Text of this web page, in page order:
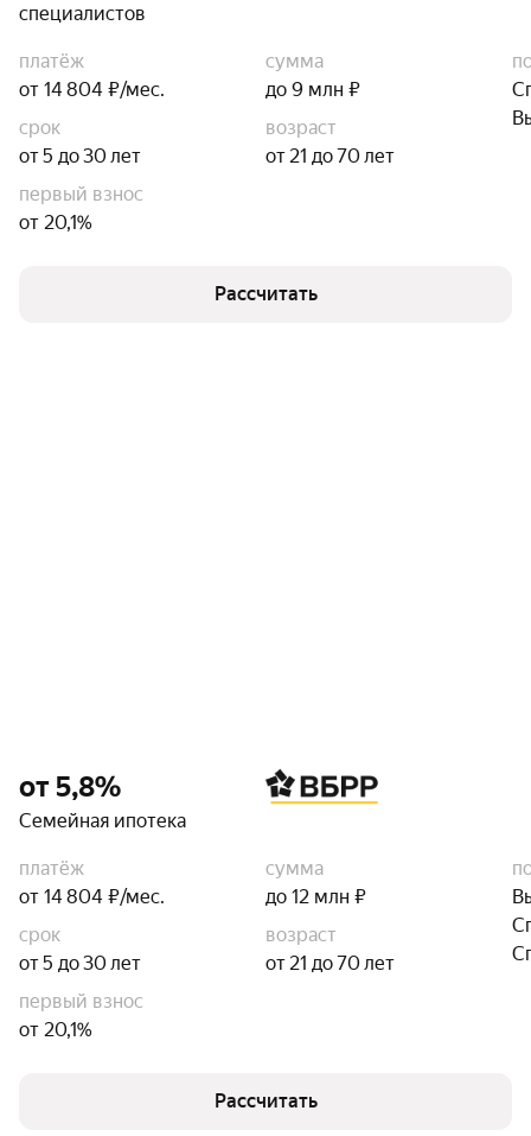
специалистов
платёж
от 14 804 ₽/мес.
сумма
до 9 млн ₽
срок
от 5 до 30 лет
возраст
от 21 до 70 лет
первый взнос
от 20,1%
Рассчитать
от 5,8%
Семейная ипотека
платёж
от 14 804 ₽/мес.
сумма
до 12 млн ₽
срок
от 5 до 30 лет
возраст
от 21 до 70 лет
первый взнос
от 20,1%
Рассчитать